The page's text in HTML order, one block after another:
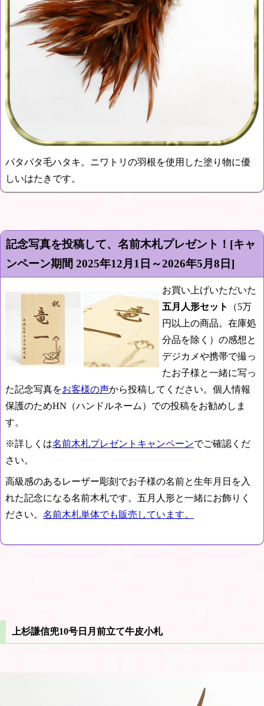
パタパタ毛ハタキ。ニワトリの羽根を使用した塗り物に優
しいはたきです。
記念写真を投稿して、名前木札プレゼント！[キャ
ンペーン期間 2025年12月1日～2026年5月8日]
お買い上げいただいた
五月人形セット
（5万
円以上の商品。在庫処
分品を除く）の感想と
デジカメや携帯で撮っ
たお子様と一緒に写っ
た記念写真をお客様の声から投稿してください。個人情報
保護のためHN（ハンドルネーム）での投稿をお勧めしま
す。
※詳しくは名前木札プレゼントキャンペーンでご確認くだ
さい。
高級感のあるレーザー彫刻でお子様の名前と生年月日を入
れた記念になる名前木札です。五月人形と一緒にお飾りく
ださい。 名前木札単体でも販売しています。
上杉謙信兜10号日月前立て牛皮小札